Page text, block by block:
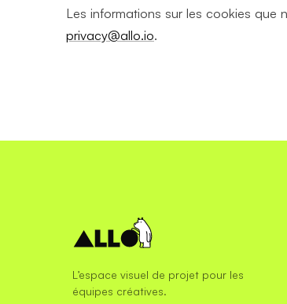
Les informations sur les cookies que
privacy@allo.io.
L’espace visuel de projet pour les
équipes créatives.